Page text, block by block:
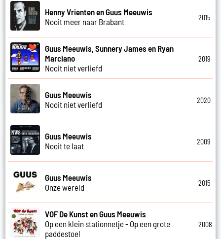
Henny Vrienten en Guus Meeuwis
Nooit meer naar Brabant
2015
Guus Meeuwis, Sunnery James en Ryan
Marciano
Nooit niet verliefd
2019
Guus Meeuwis
Nooit niet verliefd
2020
Guus Meeuwis
Nooit te laat
2009
Guus Meeuwis
Onze wereld
2015
VOF De Kunst en Guus Meeuwis
Op een klein stationnetje - Op een grote
paddestoel
2008